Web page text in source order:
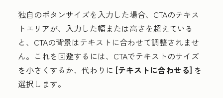
独自のボタンサイズを入力した場合、CTAのテキス
トエリアが、入力した幅または高さを超えている
と、CTAの背景はテキストに合わせて調整されませ
ん。これを回避するには、CTAでテキストのサイズ
を小さくするか、代わりに [テキストに合わせる] を
選択します。